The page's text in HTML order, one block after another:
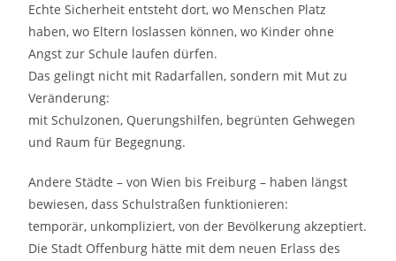
Echte Sicherheit entsteht dort, wo Menschen Platz
haben, wo Eltern loslassen können, wo Kinder ohne
Angst zur Schule laufen dürfen.
Das gelingt nicht mit Radarfallen, sondern mit Mut zu
Veränderung:
mit Schulzonen, Querungshilfen, begrünten Gehwegen
und Raum für Begegnung.
Andere Städte – von Wien bis Freiburg – haben längst
bewiesen, dass Schulstraßen funktionieren:
temporär, unkompliziert, von der Bevölkerung akzeptiert.
Die Stadt Offenburg hätte mit dem neuen Erlass des